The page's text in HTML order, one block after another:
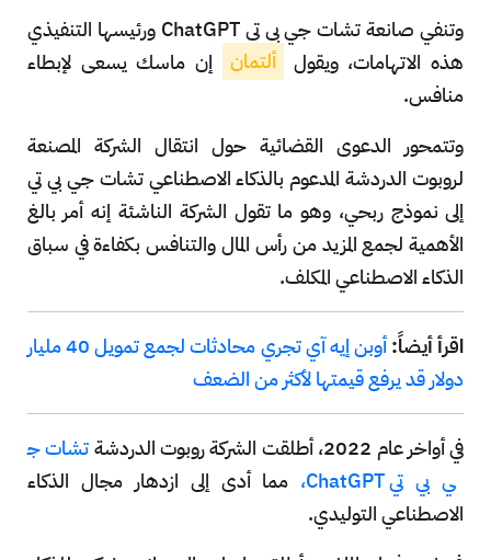
وتنفي صانعة تشات جي بي تي ChatGPT ورئيسها التنفيذي
هذه الاتهامات، ويقول ألتمان
إن ماسك يسعى لإبطاء
منافس.
وتتمحور الدعوى القضائية حول انتقال الشركة المصنعة
لروبوت الدردشة المدعوم بالذكاء الاصطناعي تشات جي بي تي
إلى نموذج ربحي، وهو ما تقول الشركة الناشئة إنه أمر بالغ
الأهمية لجمع المزيد من رأس المال والتنافس بكفاءة في سباق
الذكاء الاصطناعي المكلف.
اقرأ أيضاً:
أوبن إيه آي تجري محادثات لجمع تمويل 40 مليار
دولار قد يرفع قيمتها لأكثر من الضعف
في أواخر عام 2022، أطلقت الشركة روبوت الدردشة
تشات ج
ي بي تي ChatGPT،
مما أدى إلى ازدهار مجال الذكاء
الاصطناعي التوليدي.